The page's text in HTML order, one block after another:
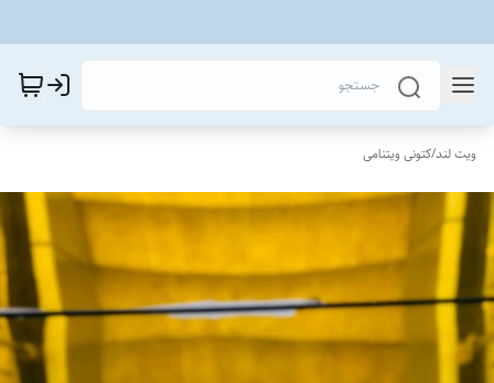
ویت لند/کتونی ویتنامی